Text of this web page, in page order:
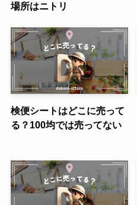
場所はニトリ
検便シートはどこに売って
る？100均では売ってない